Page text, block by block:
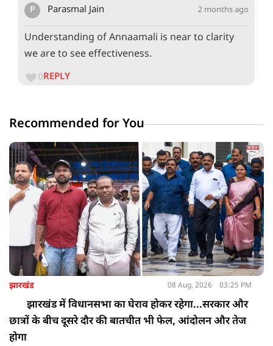
P Parasmal Jain 2 months ago
Understanding of Annaamali is near to clarity
we are to see effectiveness.
0REPLY
Recommended for You
झारखंड 08 Aug, 2026 03:25 PM
झारखंड में विधानसभा का घेराव होकर रहेगा...सरकार और
छात्रों के बीच दूसरे दौर की बातचीत भी फेल, आंदोलन और तेज
होगा